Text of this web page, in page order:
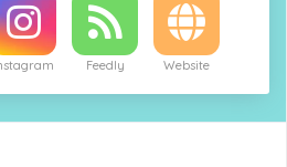
Feedly Website